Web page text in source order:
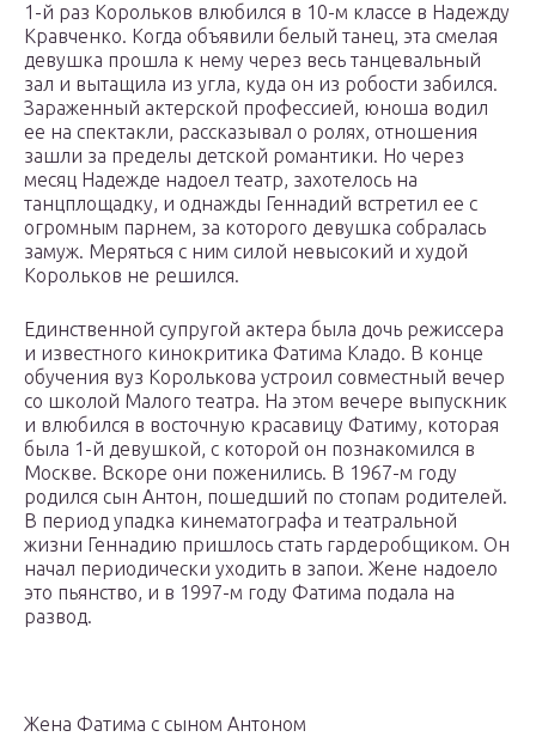
1-й раз Корольков влюбился в 10-м классе в Надежду
Кравченко. Когда объявили белый танец, эта смелая
девушка прошла к нему через весь танцевальный
зал и вытащила из угла, куда он из робости забился.
Зараженный актерской профессией, юноша водил
ее на спектакли, рассказывал о ролях, отношения
зашли за пределы детской романтики. Но через
месяц Надежде надоел театр, захотелось на
танцплощадку, и однажды Геннадий встретил ее с
огромным парнем, за которого девушка собралась
замуж. Меряться с ним силой невысокий и худой
Корольков не решился.
Единственной супругой актера была дочь режиссера
и известного кинокритика Фатима Кладо. В конце
обучения вуз Королькова устроил совместный вечер
со школой Малого театра. На этом вечере выпускник
и влюбился в восточную красавицу Фатиму, которая
была 1-й девушкой, с которой он познакомился в
Москве. Вскоре они поженились. В 1967-м году
родился сын Антон, пошедший по стопам родителей.
В период упадка кинематографа и театральной
жизни Геннадию пришлось стать гардеробщиком. Он
начал периодически уходить в запои. Жене надоело
это пьянство, и в 1997-м году Фатима подала на
развод.
Жена Фатима с сыном Антоном